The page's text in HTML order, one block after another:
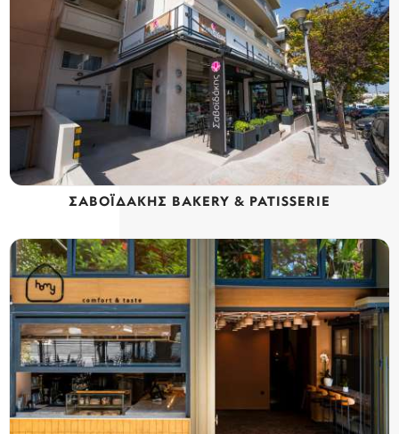
ΣΑΒΟΪΔΑΚΗΣ BAKERY & PATISSERIE